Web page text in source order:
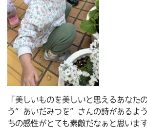
「美しいものを美しいと思えるあなた
う“あいだみつを”さんの詩があるよ
ちの感性がとても素敵だなぁと思いま